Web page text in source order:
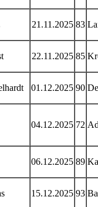
21.11.2025 83
22.11.2025 85
01.12.2025 90
04.12.2025 72
06.12.2025 89
15.12.2025 93